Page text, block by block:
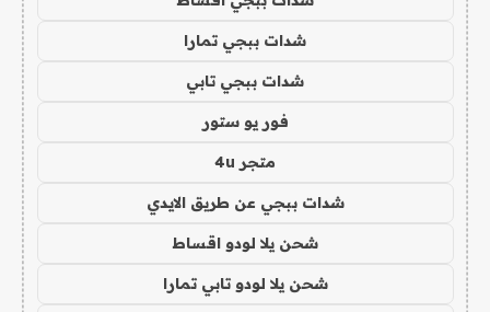
شدات ببجي تمارا
شدات ببجي تابي
فور يو ستور
متجر 4u
شدات ببجي عن طريق الايدي
شحن يلا لودو اقساط
شحن يلا لودو تابي تمارا